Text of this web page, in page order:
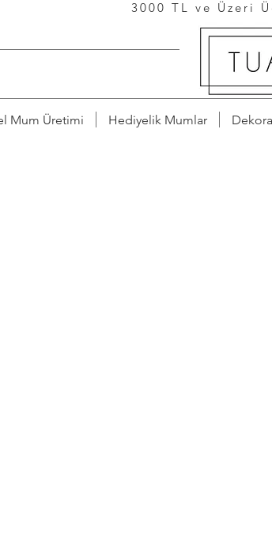
Mum Üretimi Hediyelik Mumlar
3000 TL ve Üzeri